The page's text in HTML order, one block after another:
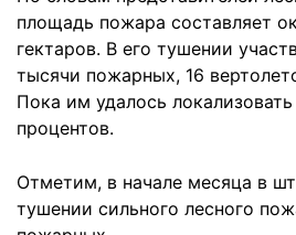
площадь пожара составляет
гектаров. В его тушении
тысячи пожарных, 16
Пока им удалось
процентов.
Отметим, в начале месяца в
тушении сильного лесного